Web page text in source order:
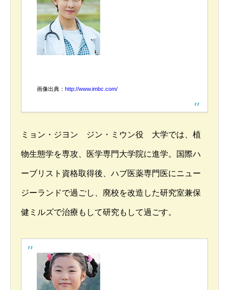
画像出典： http://www.imbc.com/
ミョン・ジヨン ジン・ミウン役 大学では、植
物生態学を専攻、医学専門大学院に進学。国際ハ
ーブリスト資格取得後、ハブ医薬専門医にニュー
ジーランドで過ごし、廃校を改造した研究室兼保
健ミルズで治療もして研究もして過ごす。